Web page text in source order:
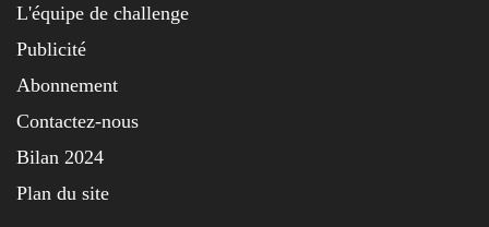
L'équipe de challenge
Publicité
Abonnement
Contactez-nous
Bilan 2024
Plan du site